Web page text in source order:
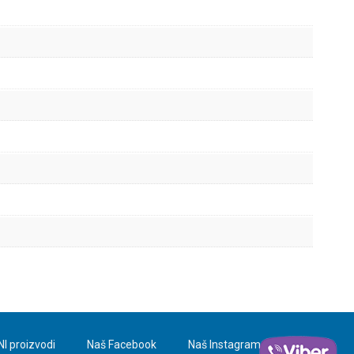
proizvodi Naš Facebook Naš Instagram Blog